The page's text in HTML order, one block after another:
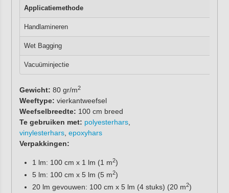
Applicatiemethode
Handlamineren
Wet Bagging
Vacuüminjectie
Gewicht: 80 gr/m2
Weeftype: vierkantweefsel
Weefselbreedte: 100 cm breed
Te gebruiken met: polyesterhars,
vinylesterhars, epoxyhars
Verpakkingen:
1 lm: 100 cm x 1 lm (1 m2)
5 lm: 100 cm x 5 lm (5 m2)
20 lm gevouwen: 100 cm x 5 lm (4 stuks) (20 m2)